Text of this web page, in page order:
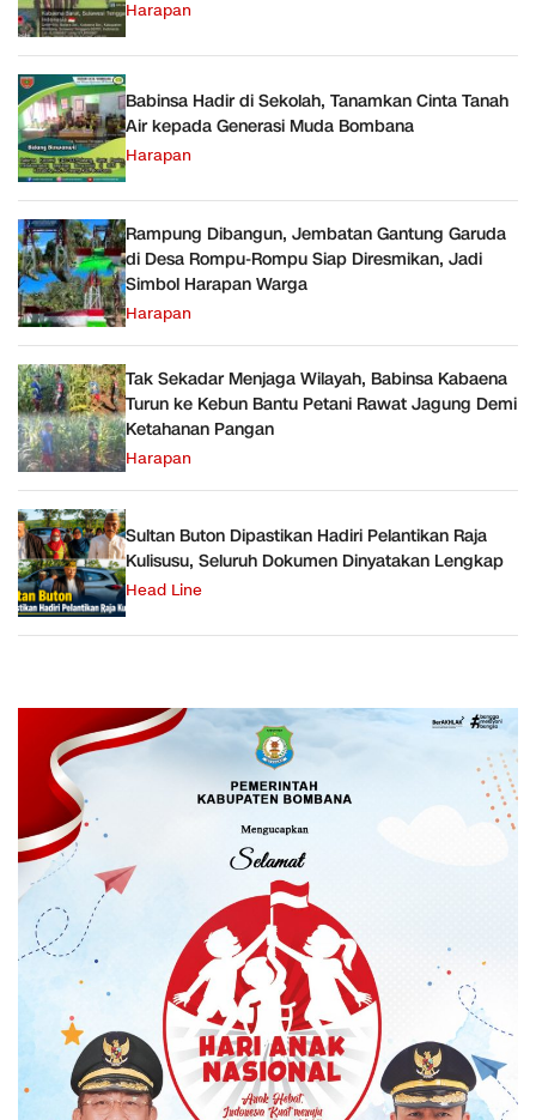
Harapan
Babinsa Hadir di Sekolah, Tanamkan Cinta Tanah
Air kepada Generasi Muda Bombana
Harapan
Rampung Dibangun, Jembatan Gantung Garuda
di Desa Rompu-Rompu Siap Diresmikan, Jadi
Simbol Harapan Warga
Harapan
Tak Sekadar Menjaga Wilayah, Babinsa Kabaena
Turun ke Kebun Bantu Petani Rawat Jagung Demi
Ketahanan Pangan
Harapan
Sultan Buton Dipastikan Hadiri Pelantikan Raja
Kulisusu, Seluruh Dokumen Dinyatakan Lengkap
Head Line